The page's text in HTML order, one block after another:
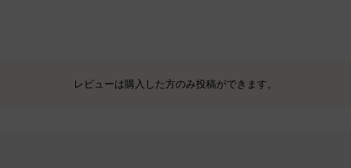
レビューは購入した方のみ投稿ができます。